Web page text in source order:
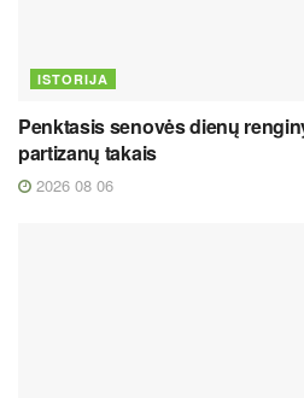
ISTORIJA
Penktasis senovės dienų
partizanų takais
2026 08 06